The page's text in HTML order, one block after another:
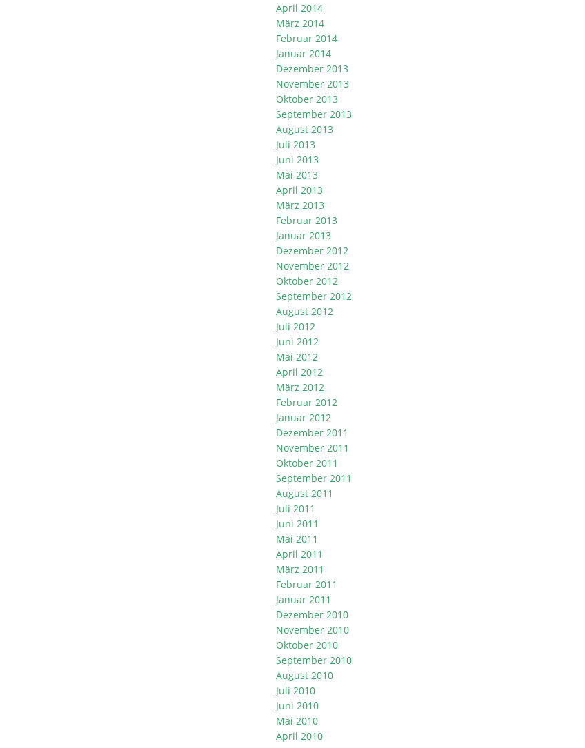
April 2014
März 2014
Februar 2014
Januar 2014
Dezember 2013
November 2013
Oktober 2013
September 2013
August 2013
Juli 2013
Juni 2013
Mai 2013
April 2013
März 2013
Februar 2013
Januar 2013
Dezember 2012
November 2012
Oktober 2012
September 2012
August 2012
Juli 2012
Juni 2012
Mai 2012
April 2012
März 2012
Februar 2012
Januar 2012
Dezember 2011
November 2011
Oktober 2011
September 2011
August 2011
Juli 2011
Juni 2011
Mai 2011
April 2011
März 2011
Februar 2011
Januar 2011
Dezember 2010
November 2010
Oktober 2010
September 2010
August 2010
Juli 2010
Juni 2010
Mai 2010
April 2010